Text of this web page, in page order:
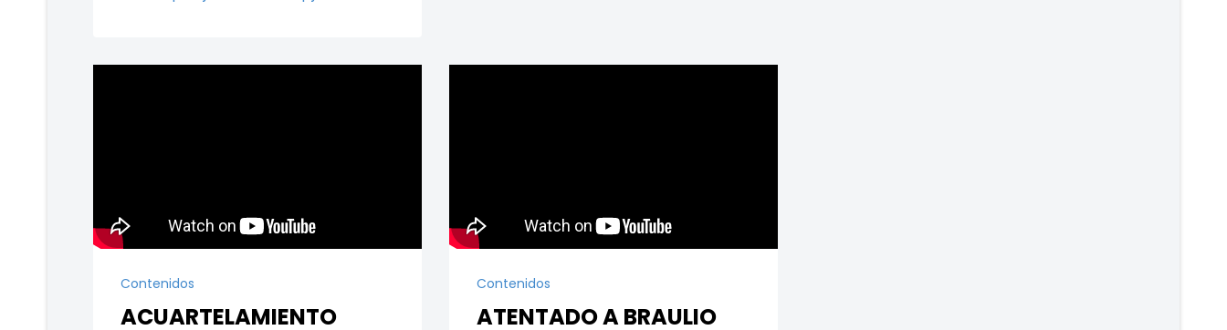
Contenidos
ACUARTELAMIENTO
Contenidos
ATENTADO A BRAULIO